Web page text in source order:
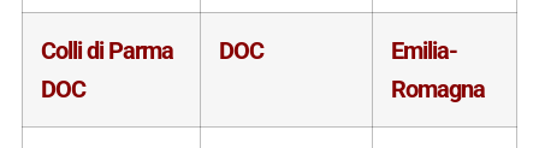
Colli di Parma
DOC
DOC
Emilia-
Romagna